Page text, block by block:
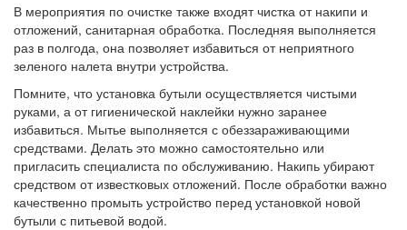
В мероприятия по очистке также входят чистка от накипи и
отложений, санитарная обработка. Последняя выполняется
раз в полгода, она позволяет избавиться от неприятного
зеленого налета внутри устройства.
Помните, что установка бутыли осуществляется чистыми
руками, а от гигиенической наклейки нужно заранее
избавиться. Мытье выполняется с обеззараживающими
средствами. Делать это можно самостоятельно или
пригласить специалиста по обслуживанию. Накипь убирают
средством от известковых отложений. После обработки важно
качественно промыть устройство перед установкой новой
бутыли с питьевой водой.